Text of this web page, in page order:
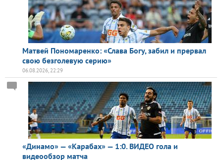
Матвей Пономаренко: «Слава Богу, забил и прервал
свою безголевую серию»
06.08.2026, 22:29
«Динамо» — «Карабах» — 1:0. ВИДЕО гола и
видеообзор матча